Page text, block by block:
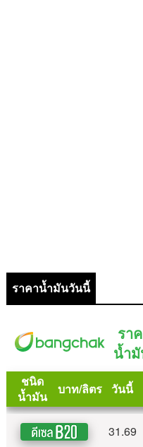
ราคาน้ำมันวันนี้